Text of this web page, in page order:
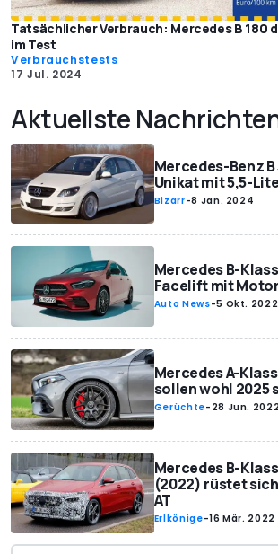
Tatsächlicher Verbrauch: Mercedes B 180 d
im Test
Verbrauchstests
17 Jul. 2024
Aktuellste
Mercedes-Benz
Unikat mit 5,5-
Bizarr-8 Jan. 2024
Mercedes B-
Facelift mit
Auto News-5 Okt. 2022
Mercedes A-
sollen wohl 2025
Gerüchte- 28 Jun.
Mercedes B-
(2022) rüstet sich
AT
Erlkönige-16 Mär. 2022